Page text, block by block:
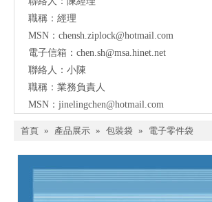
職稱：經理
MSN： chensh.ziplock@hotmail.com
電子信箱： chen.sh@msa.hinet.net
聯絡人：小陳
職稱：業務負責人
MSN： jinelingchen@hotmail.com
首頁 » 產品展示 » 包裝袋 » 電子零件袋